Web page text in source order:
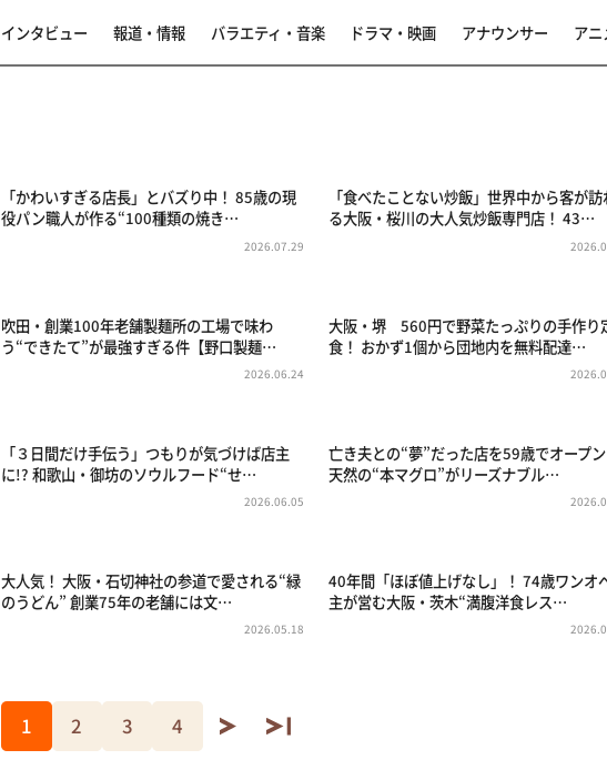
インタビュー 報道・情報 バラエティ・音楽 ドラマ・映画 アナウンサー アニ
「かわいすぎる店長」とバズり中！ 85歳の現
役パン職人が作る“100種類の焼き…
2026.07.29
「食べたことない炒飯」世界中から客が訪
る大阪・桜川の大人気炒飯専門店！ 43…
吹田・創業100年老舗製麺所の工場で味わ
う“できたて”が最強すぎる件【野口製麺…
2026.06.24
大阪・堺 560円で野菜たっぷりの手作り
食！ おかず1個から団地内を無料配達…
「３日間だけ手伝う」つもりが気づけば店主
に!? 和歌山・御坊のソウルフード“せ…
2026.06.05
亡き夫との“夢”だった店を59歳でオープン
天然の“本マグロ”がリーズナブル…
大人気！ 大阪・石切神社の参道で愛される“緑
のうどん” 創業75年の老舗には文…
2026.05.18
40年間「ほぼ値上げなし」！ 74歳ワンオ
主が営む大阪・茨木“満腹洋食レス…
1 2 3 4